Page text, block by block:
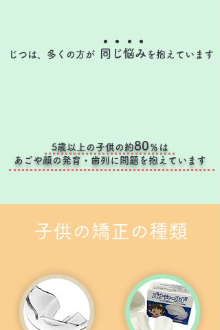
じつは、多くの方が 同じ悩み を抱えています
・ ・ ・ ・
5歳以上の子供の約80％は
​あごや顔の発育・歯列に問題を抱えています
子供の矯正の種類